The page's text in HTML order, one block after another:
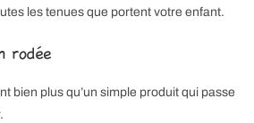
les tenues que portent votre enfant.
rodée
bien plus qu’un simple produit qui passe